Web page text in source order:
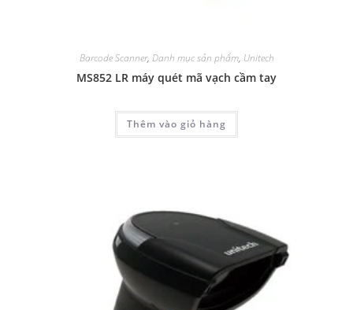
Barcode Scanner, Danh mục sản phẩm, Unitech
MS852 LR máy quét mã vạch cầm tay
Thêm vào giỏ hàng